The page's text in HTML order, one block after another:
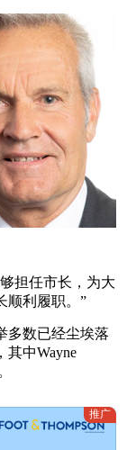
担任市长，为大
顺利履职。”
多数已经尘埃落
其中Wayne
推广